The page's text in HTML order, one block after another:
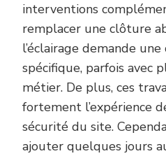
interventions
remplacer une clôture
l’éclairage demande
spécifique, parfois avec
métier. De plus, ces
fortement l’expérience
sécurité du site.
ajouter quelques jours